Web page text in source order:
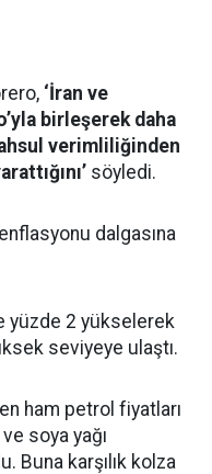
‘İran ve
birleşerek daha
verimliliğinden
söyledi.
dalgasına
yüzde 2 yükselerek
seviyeye ulaştı.
ham petrol fiyatları
soya yağı
Buna karşılık kolza